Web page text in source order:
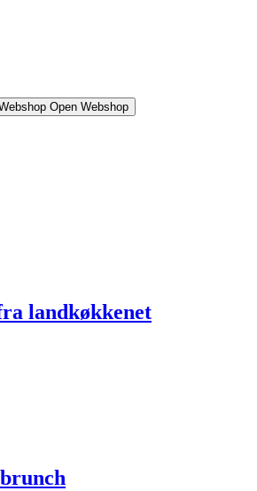
Open Webshop
landkøkkenet